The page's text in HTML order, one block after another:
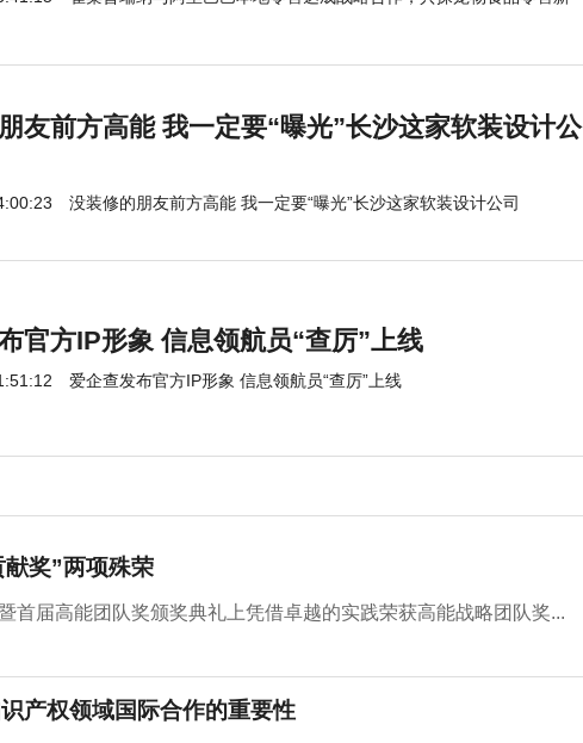
友前方高能 我一定要“曝光”长沙这家软装设计公
没装修的朋友前方高能 我一定要“曝光”长沙这家软装设计公司
官方IP形象 信息领航员“查厉”上线
爱企查发布官方IP形象 信息领航员“查厉”上线
奖”两项殊荣
首届高能团队奖颁奖典礼上凭借卓越的实践荣获高能战略团队奖...
产权领域国际合作的重要性